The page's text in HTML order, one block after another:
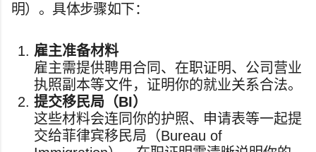
明）。具体步骤如下：
雇主准备材料
雇主需提供聘用合同、在职证明、公司营业
执照副本等文件，证明你的就业关系合法。
提交移民局（BI）
这些材料会连同你的护照、申请表等一起提
交给菲律宾移民局（Bureau of